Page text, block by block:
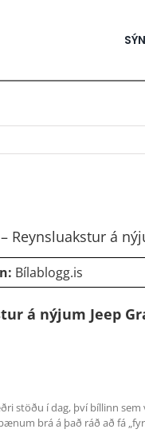
Reynsluakstur á
Bílablogg.is
á nýjum Jeep
stöðu í dag, því bíllinn
brá á það ráð að fá